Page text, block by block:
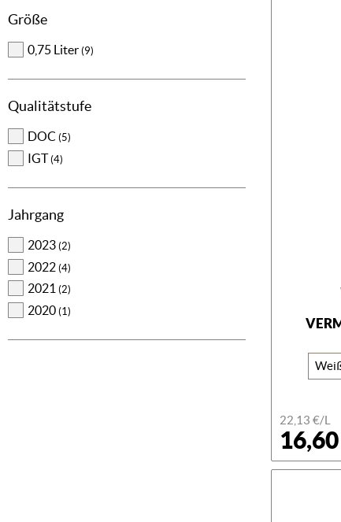
Größe
0,75 Liter (9)
Qualitätstufe
DOC (5)
IGT(4)
Jahrgang
2023 (2)
2022 (4)
2021 (2)
2020 (1)
22,13 €/L